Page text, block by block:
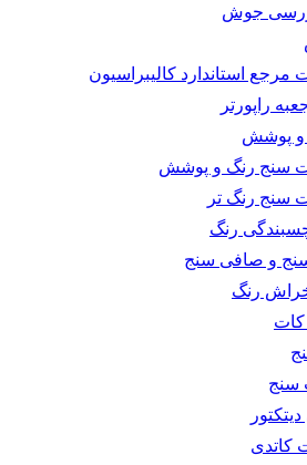
جوش
مرجع استاندارد کالیبراسیون
راپورتر
و پوشش
سنج رنگ و پوشش
سنج رنگ تر
رنگ
و صافی سنج
رنگ
سنج
کاتدی